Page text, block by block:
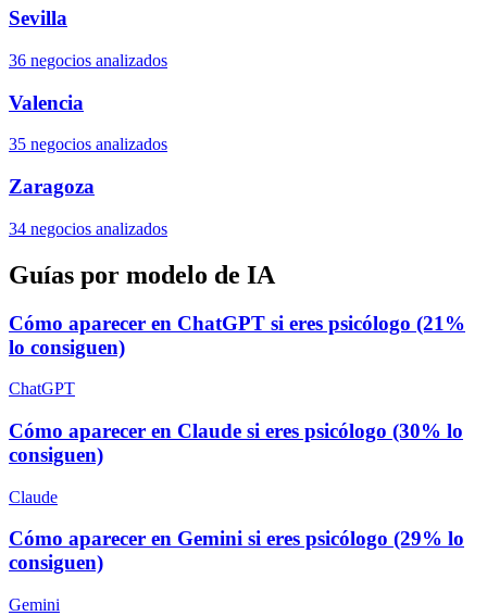
Sevilla
36 negocios analizados
Valencia
35 negocios analizados
Zaragoza
34 negocios analizados
Guías por modelo de IA
Cómo aparecer en ChatGPT si eres psicólogo (21%
lo consiguen)
ChatGPT
Cómo aparecer en Claude si eres psicólogo (30% lo
consiguen)
Claude
Cómo aparecer en Gemini si eres psicólogo (29% lo
consiguen)
Gemini